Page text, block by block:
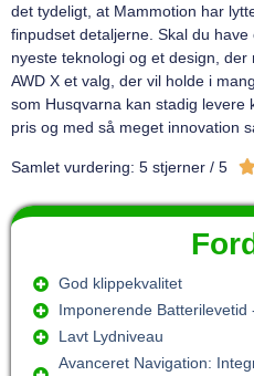
det tydeligt, at Mammotion har
finpudset detaljerne. Skal du
nyeste teknologi og et design,
AWD X et valg, der vil holde i
som Husqvarna kan stadig
pris og med så meget innovation
Samlet vurdering: 5 stjerner / 5
God klippekvalitet
Imponerende Batterilevetid
Lavt Lydniveau
Avanceret Navigation: